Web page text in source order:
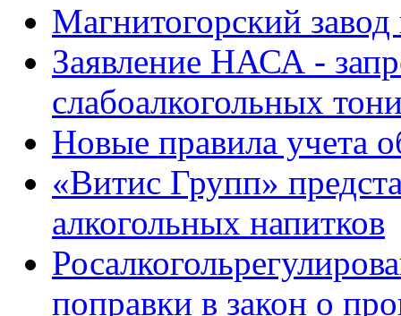
Магнитогорский
Заявление НАСА -
слабоалкогольных
Новые правила учета
«Витис Групп»
алкогольных напитков
поправки в закон о